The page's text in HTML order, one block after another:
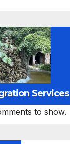
Services
to show.